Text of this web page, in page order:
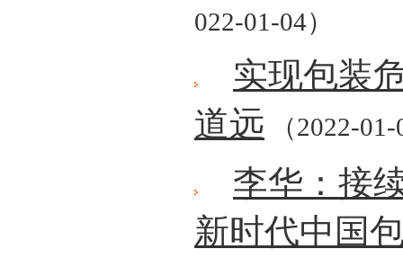
022-01-04）
实现包装
道远 （2022-
李华：接
新时代中国